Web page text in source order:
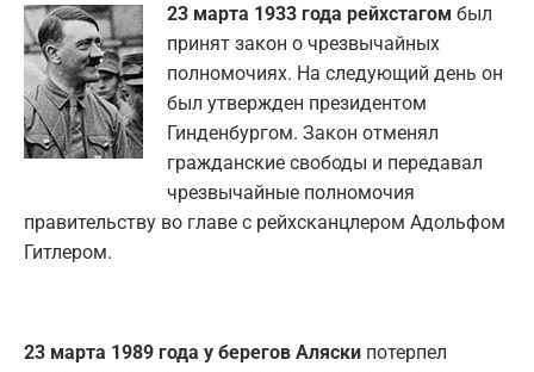
23 марта 1933 года рейхстагом был
принят закон о чрезвычайных
полномочиях. На следующий день он
был утвержден президентом
Гинденбургом. Закон отменял
гражданские свободы и передавал
чрезвычайные полномочия
правительству во главе с рейхсканцлером Адольфом
Гитлером.
23 марта 1989 года у берегов Аляски потерпел